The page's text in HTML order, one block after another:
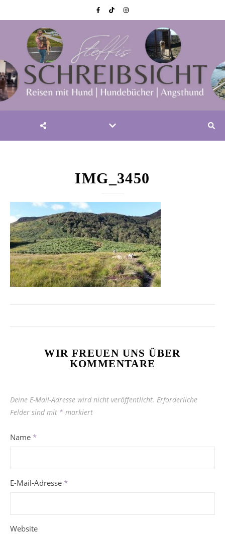
IMG_3450
WIR FREUEN UNS ÜBER
KOMMENTARE
Deine E-Mail-Adresse wird nicht veröffentlicht. Erforderliche
Felder sind mit * markiert
Name *
E-Mail-Adresse *
Website